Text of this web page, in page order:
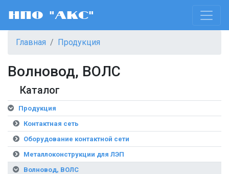
НПО "АКС"
Главная Продукция
Волновод, ВОЛС
Каталог
Продукция
Контактная сеть
Оборудование контактной сети
Металлоконструкции для ЛЭП
Волновод, ВОЛС